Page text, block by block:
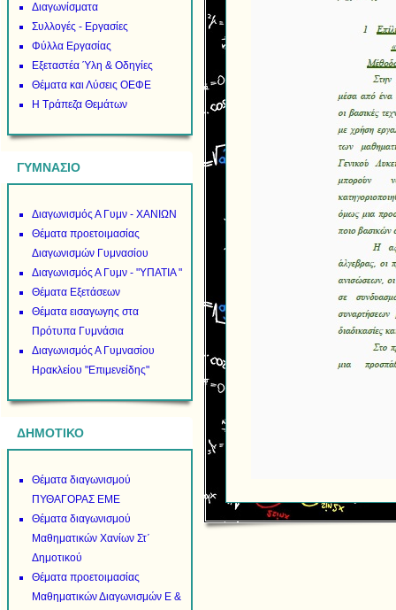
Διαγωνίσματα
Συλλογές - Εργασίες
Φύλλα Εργασίας
Εξεταστέα Ύλη & Οδηγίες
Θέματα και Λύσεις ΟΕΦΕ
Η Τράπεζα Θεμάτων
ΓΥΜΝΑΣΙΟ
Διαγωνισμός Α Γυμν - ΧΑΝΙΩΝ
Θέματα προετοιμασίας
Διαγωνισμών Γυμνασίου
Διαγωνισμός Α Γυμν - "ΥΠΑΤΙΑ "
Θέματα Εξετάσεων
Θέματα εισαγωγης στα
Πρότυπα Γυμνάσια
Διαγωνισμός Α Γυμνασίου
Ηρακλείου "Επιμενείδης"
ΔΗΜΟΤΙΚΟ
Θέματα διαγωνισμού
ΠΥΘΑΓΟΡΑΣ ΕΜΕ
Θέματα διαγωνισμού
Μαθηματικών Χανίων Στ΄
Δημοτικού
Θέματα προετοιμασίας
Μαθηματικών Διαγωνισμών Ε &